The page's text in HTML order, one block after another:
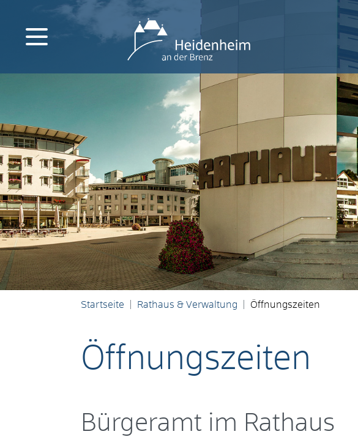
Startseite Rathaus & Verwaltung Öffnungszeiten
Öffnungszeiten
Bürgeramt im Rathaus